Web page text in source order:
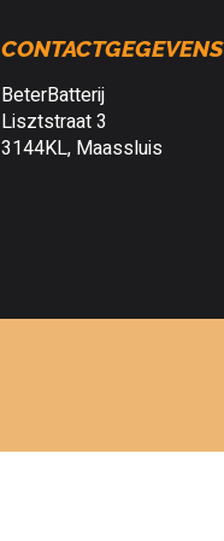
CONTACTGEGEVENS
BeterBatterij
Lisztstraat 3
3144KL, Maassluis